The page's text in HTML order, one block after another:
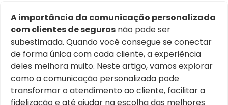
A importância da comunicação personalizada
com clientes de seguros não pode ser
subestimada. Quando você consegue se conectar
de forma única com cada cliente, a experiência
deles melhora muito. Neste artigo, vamos explorar
como a comunicação personalizada pode
transformar o atendimento ao cliente, facilitar a